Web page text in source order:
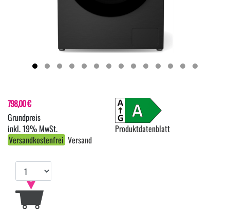
798,00 €
inkl. 19% MwSt.
Versandkostenfrei Versand
Produktdatenblatt